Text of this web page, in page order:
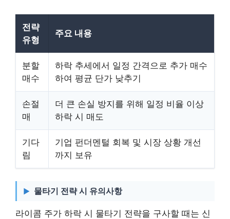
전략
유형
주요 내용
분할
매수
하락 추세에서 일정 간격으로 추가 매수
하여 평균 단가 낮추기
손절
매
더 큰 손실 방지를 위해 일정 비율 이상
하락 시 매도
기다
림
기업 펀더멘털 회복 및 시장 상황 개선
까지 보유
물타기 전략 시 유의사항
라이콤 주가 하락 시 물타기 전략을 구사할 때는 신